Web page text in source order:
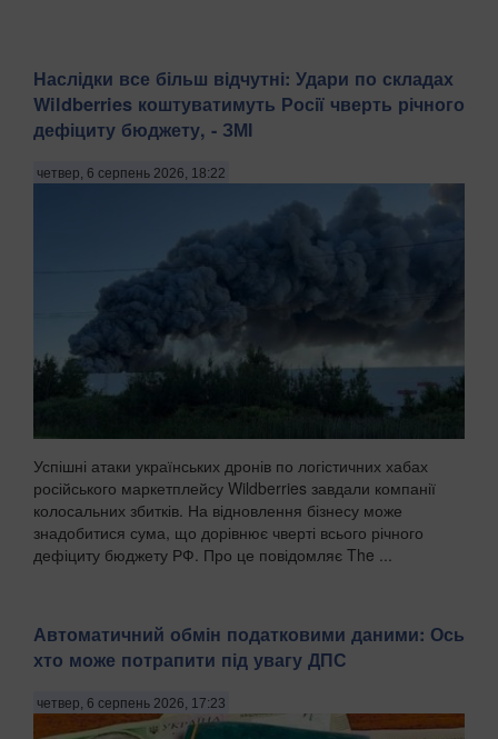
Наслідки все більш відчутні: Удари по складах
Wildberries коштуватимуть Росії чверть річного
дефіциту бюджету, - ЗМІ
четвер, 6 серпень 2026, 18:22
Успішні атаки українських дронів по логістичних хабах
російського маркетплейсу Wildberries завдали компанії
колосальних збитків. На відновлення бізнесу може
знадобитися сума, що дорівнює чверті всього річного
дефіциту бюджету РФ. Про це повідомляє The ...
Автоматичний обмін податковими даними: Ось
хто може потрапити під увагу ДПС
четвер, 6 серпень 2026, 17:23